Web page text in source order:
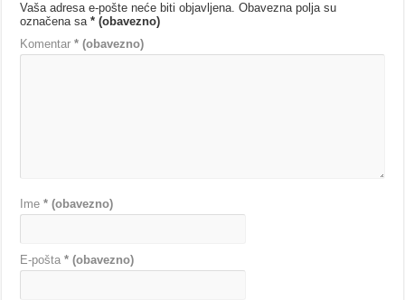
Vaša adresa e-pošte neće biti objavljena. Obavezna polja su
označena sa* (obavezno)
Komentar* (obavezno)
Ime* (obavezno)
E-pošta* (obavezno)